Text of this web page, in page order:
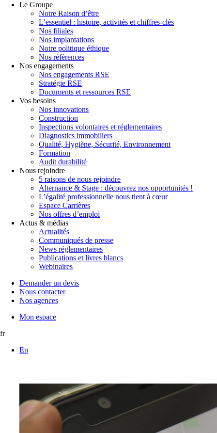
Le Groupe
Notre Raison d’être
L’essentiel : histoire, activités et chiffres-clés
Nos filiales
Nos implantations
Notre politique éthique
Nos références
Nos engagements
Nos engagements RSE
Stratégie RSE
Documents et ressources RSE
Vos besoins
Nos innovations
Construction
Inspections volontaires et réglementaires
Diagnostics immobiliers
Qualité, Hygiène, Sécurité, Environnement
Formation
Audit durabilité
Nous rejoindre
5 raisons de nous rejoindre
Alternance & Stage : découvrez nos opportunités !
L’égalité professionnelle nous tient à cœur
Espace Carrières
Nos offres d’emploi
Actus & médias
Actualités
Communiqués de presse
News réglementaires
Publications et livres blancs
Webinaires
Demander un devis
Nous contacter
Nos agences
Mon espace
fr
En